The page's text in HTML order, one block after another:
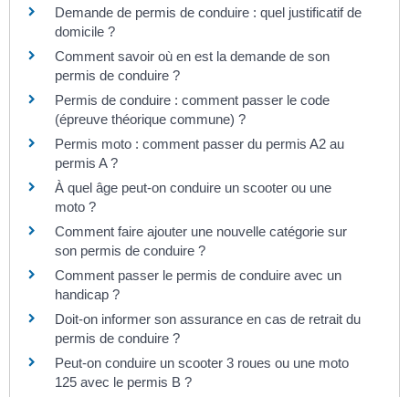
Demande de permis de conduire : quel justificatif de
domicile ?
Comment savoir où en est la demande de son
permis de conduire ?
Permis de conduire : comment passer le code
(épreuve théorique commune) ?
Permis moto : comment passer du permis A2 au
permis A ?
À quel âge peut-on conduire un scooter ou une
moto ?
Comment faire ajouter une nouvelle catégorie sur
son permis de conduire ?
Comment passer le permis de conduire avec un
handicap ?
Doit-on informer son assurance en cas de retrait du
permis de conduire ?
Peut-on conduire un scooter 3 roues ou une moto
125 avec le permis B ?